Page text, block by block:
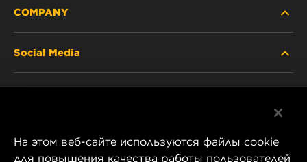
COMPANY
CAREER
Social Media
Instagram
На этом веб-сайте используются файлы cookie
для повышения качества работы пользователей